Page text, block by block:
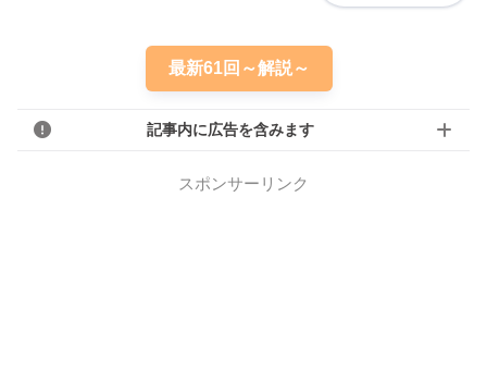
最新61回～解説～
記事内に広告を含みます
スポンサーリンク